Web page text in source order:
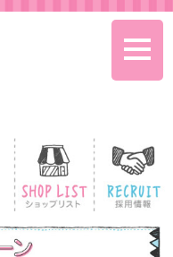
toggle